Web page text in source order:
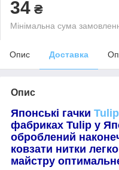
34 ₴
Мінімальна сума
Опис Доставка
Опис
Японські гачки Tulip
фабриках Tulip у
оброблений
ковзати нитки
майстру